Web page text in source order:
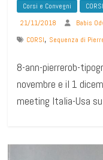
Corsi e Convegni
21/11/2018
Babis
CORSI, Sequenza di
8-ann-pierrerob-
novembre e il 1
meeting Italia-Usa